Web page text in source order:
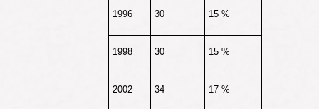
1996 30 15 %
1998 30 15 %
2002 34 17 %